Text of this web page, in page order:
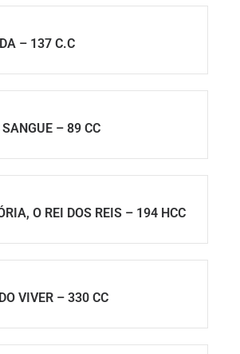
– 137 C.C
SANGUE – 89 CC
O REI DOS REIS – 194 HCC
VIVER – 330 CC